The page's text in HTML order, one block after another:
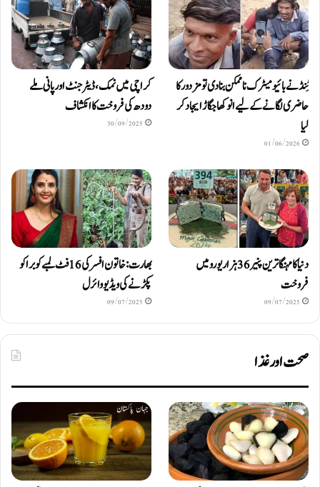
ٹِنڈ نے بائیومیٹرک ناممکن بنا دی تو مزدور کا
حاضری لگانے کے لیے انوکھا جگاڑ ایجاد کر
لیا
01/06/2026
کراچی میں نمک، ڈیٹرجنٹ اور پانی ملے
دودھ کی فروخت کا انکشاف
30/09/2025
دنیا کا مہنگا ترین پنیر 36 ہزار یورو میں
فروخت
09/07/2025
بھارت: خاتون افسر کی 16 فٹ لمبے کوبرا کو
پکڑنے کی ویڈیو وائرل
09/07/2025
صحت اور غذا